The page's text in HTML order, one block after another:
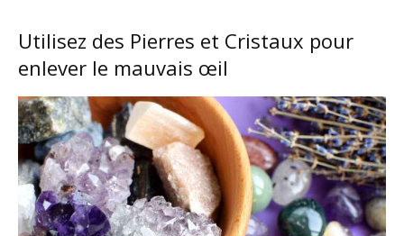
Utilisez des Pierres et Cristaux pour
enlever le mauvais œil